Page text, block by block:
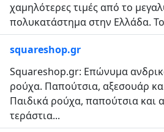
χαμηλότερες τιμές από το
πολυκατάστημα στην Ελλάδα.
squareshop.gr
Squareshop.gr: Επώνυμα
ρούχα. Παπούτσια, αξεσουάρ
Παιδικά ρούχα, παπούτσια και
τεράστια...